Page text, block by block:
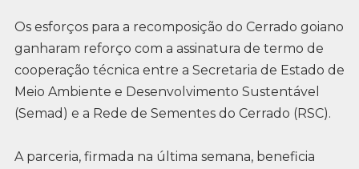
Os esforços para a recomposição do Cerrado goiano
ganharam reforço com a assinatura de termo de
cooperação técnica entre a Secretaria de Estado de
Meio Ambiente e Desenvolvimento Sustentável
(Semad) e a Rede de Sementes do Cerrado (RSC).
A parceria, firmada na última semana, beneficia